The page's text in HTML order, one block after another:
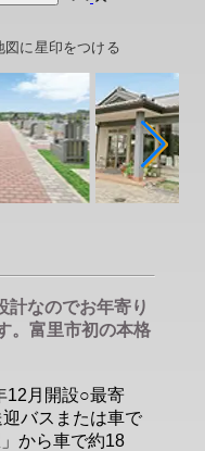
図に星印をつける
計なのでお年寄り
。富里市初の本格
12月開設○最寄
バスまたは車で
から車で約18